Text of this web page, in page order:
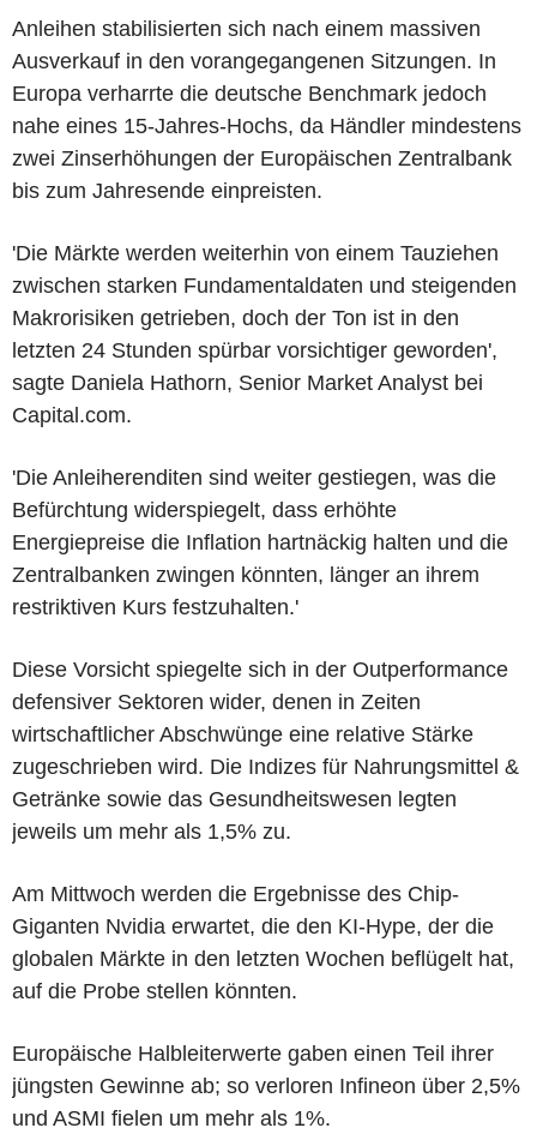
Anleihen stabilisierten sich nach einem massiven
Ausverkauf in den vorangegangenen Sitzungen. In
Europa verharrte die deutsche Benchmark jedoch
nahe eines 15-Jahres-Hochs, da Händler mindestens
zwei Zinserhöhungen der Europäischen Zentralbank
bis zum Jahresende einpreisten.
'Die Märkte werden weiterhin von einem Tauziehen
zwischen starken Fundamentaldaten und steigenden
Makrorisiken getrieben, doch der Ton ist in den
letzten 24 Stunden spürbar vorsichtiger geworden',
sagte Daniela Hathorn, Senior Market Analyst bei
Capital.com.
'Die Anleiherenditen sind weiter gestiegen, was die
Befürchtung widerspiegelt, dass erhöhte
Energiepreise die Inflation hartnäckig halten und die
Zentralbanken zwingen könnten, länger an ihrem
restriktiven Kurs festzuhalten.'
Diese Vorsicht spiegelte sich in der Outperformance
defensiver Sektoren wider, denen in Zeiten
wirtschaftlicher Abschwünge eine relative Stärke
zugeschrieben wird. Die Indizes für Nahrungsmittel &
Getränke sowie das Gesundheitswesen legten
jeweils um mehr als 1,5% zu.
Am Mittwoch werden die Ergebnisse des Chip-
Giganten Nvidia erwartet, die den KI-Hype, der die
globalen Märkte in den letzten Wochen beflügelt hat,
auf die Probe stellen könnten.
Europäische Halbleiterwerte gaben einen Teil ihrer
jüngsten Gewinne ab; so verloren Infineon über 2,5%
und ASMI fielen um mehr als 1%.